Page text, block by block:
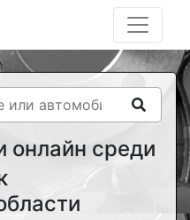
онлайн среди